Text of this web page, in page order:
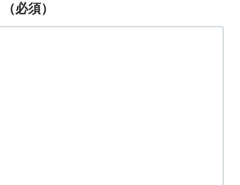
（必須）